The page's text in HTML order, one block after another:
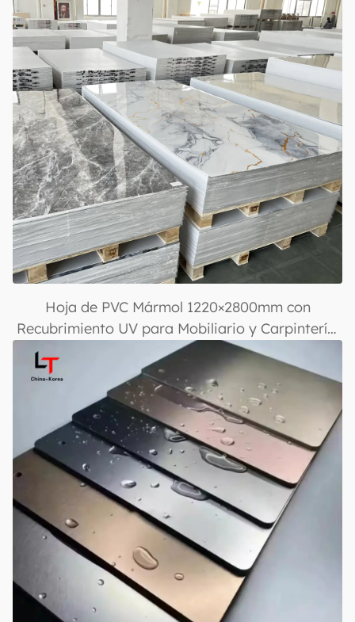
Hoja de PVC Mármol 1220×2800mm con
Recubrimiento UV para Mobiliario y Carpintería,
Ligera y Duradera, Panel de Pared Plástico
Laminado para Decoración